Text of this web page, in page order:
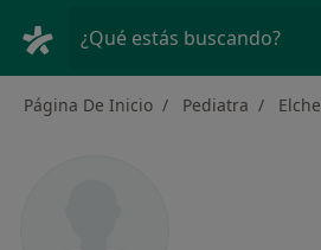
¿Qué estás buscando?
Página De Inicio Pediatra Elche